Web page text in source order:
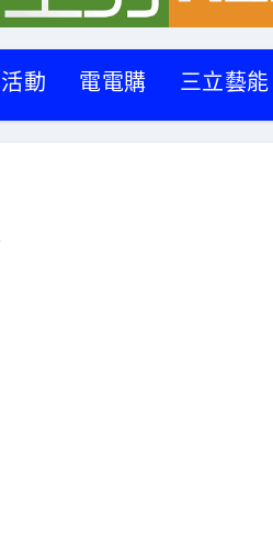
活動 電電購 三立藝能